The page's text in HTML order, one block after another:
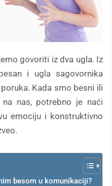
govoriti iz dva ugla. Iz
i ugla sagovornika
Kada smo besni ili
nas, potrebno je naći
emociju i konstruktivno
besom u komunikaciji?